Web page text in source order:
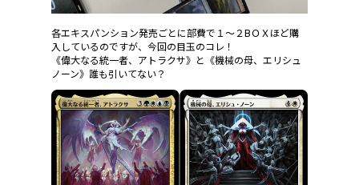
各エキスパンション発売ごとに部費で１～２BＯＸほど購
入しているのですが、今回の目玉のコレ！
《偉大なる統一者、アトラクサ》と《機械の母、エリシュ
ノーン》誰も引いてない？